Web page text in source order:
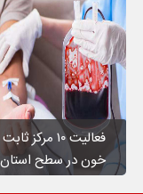
فعالیت ۱۰ مرکز
خون در سطح استان